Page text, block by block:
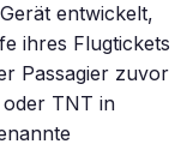
entwickelt,
ihres Flugtickets
Passagier zuvor
TNT in